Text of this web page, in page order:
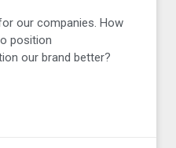
our companies. How
position
our brand better?